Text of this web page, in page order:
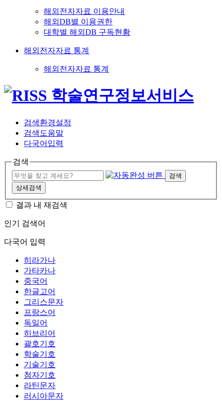
해외전자자료 이용안내
해외DB별 이용권한
대학별 해외DB 구독현황
해외전자자료 통계
해외전자자료 통계
검색환경설정
검색도움말
다국어입력
검색
검색
상세검색
결과 내 재검색
인기 검색어
다국어 입력
히라가나
가타카나
중국어
한글고어
그리스문자
프랑스어
독일어
히브리어
괄호기호
학술기호
기술기호
첨자기호
라틴문자
러시아문자